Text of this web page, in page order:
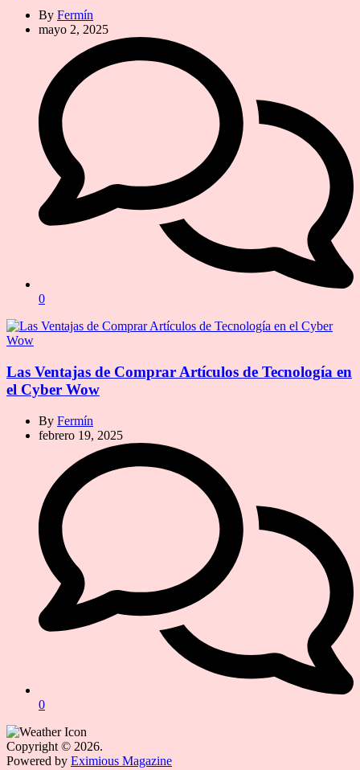
By Fermín
mayo 2, 2025
0
Las Ventajas de Comprar Artículos de Tecnología en
el Cyber Wow
By Fermín
febrero 19, 2025
0
Copyright © 2026.
Powered by Eximious Magazine